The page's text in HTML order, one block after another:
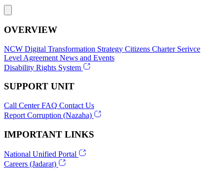
OVERVIEW
NCW Digital Transformation Strategy Citizens Charter Serivce
Level Agreement News and Events
Disability Rights System
SUPPORT UNIT
Call Center FAQ Contact Us
Report Corruption (Nazaha)
IMPORTANT LINKS
National Unified Portal
Careers (Jadarat)